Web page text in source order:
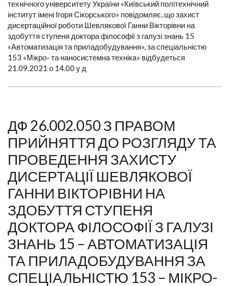
технічного університету України «Київський політехнічний
інститут імені Ігоря Сікорського» повідомляє, що захист
дисертаційної роботи Шевлякової Ганни Вікторівни на
здобуття ступеня доктора філософії з галузі знань 15
«Автоматизація та приладобудування», за спеціальністю
153 «Мікро- та наносистемна техніка» відбудеться
21.09.2021 о 14.00 у д
ДФ 26.002.050 З ПРАВОМ
ПРИЙНЯТТЯ ДО РОЗГЛЯДУ ТА
ПРОВЕДЕННЯ ЗАХИСТУ
ДИСЕРТАЦІЇ ШЕВЛЯКОВОЇ
ГАННИ ВІКТОРІВНИ НА
ЗДОБУТТЯ СТУПЕНЯ
ДОКТОРА ФІЛОСОФІЇ З ГАЛУЗІ
ЗНАНЬ 15 – АВТОМАТИЗАЦІЯ
ТА ПРИЛАДОБУДУВАННЯ ЗА
СПЕЦІАЛЬНІСТЮ 153 – МІКРО-